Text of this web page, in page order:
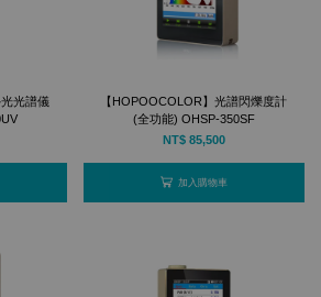
光譜儀
【HOPOOCOLOR】光譜閃爍度計
(全功能) OHSP-350SF
NT$ 85,500
加入購物車